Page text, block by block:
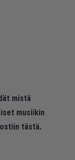
mistä
musiikin
tästä.